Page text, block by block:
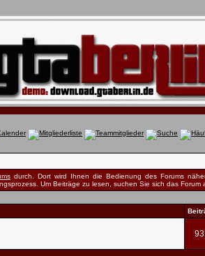
durch. Dort wird Ihnen die Bedienung des Forums
Um Beiträge zu lesen, suchen Sie sich das